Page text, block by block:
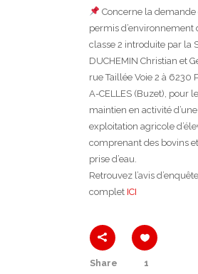
Concerne la demande
permis d’environnement
classe 2 introduite par la
DUCHEMIN Christian et
rue Taillée Voie 2 à 6230
A-CELLES (Buzet), pour le
maintien en activité d’une
exploitation agricole
comprenant des bovins
prise d’eau.
Retrouvez l’avis d’enquête
complet ICI
Share 1